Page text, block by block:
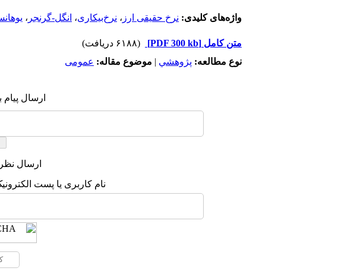
واژه‌های کلیدی: نرخ حقیقی ارز ، نرخ‌بیکاری، انگل-گرنجر ،
متن کامل [PDF 300 kb]
(۶۱۸۸ دریافت)
نوع مطالعه: پژوهشي | موضوع مقاله: عمومى
ارسال
ارسال
نام کاربری یا پست